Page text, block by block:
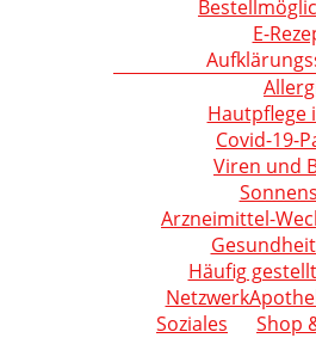
E-
Hautpflege
Covid-19-
Viren und
Arzneimittel-
Häufig
Soziales
Shop